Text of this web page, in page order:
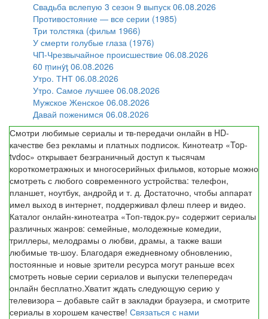
Свадьба вслепую 3 сезон 9 выпуск 06.08.2026
Противостояние — все серии (1985)
Три толстяка (фильм 1966)
У смерти голубые глаза (1976)
ЧП-Чрезвычайное происшествие 06.08.2026
60 ṃинẏƫ 06.08.2026
Утро. ТНТ 06.08.2026
Утро. Самое лучшее 06.08.2026
Мужское Женское 06.08.2026
Давай поженимся 06.08.2026
Смотри любимые сериалы и тв-передачи онлайн в HD-
качестве без рекламы и платных подписок. Кинотеатр «Top-
tvdoc» открывает безграничный доступ к тысячам
короткометражных и многосерийных фильмов, которые можно
смотреть с любого современного устройства: телефон,
планшет, ноутбук, андройд и т. д. Достаточно, чтобы аппарат
имел выход в интернет, поддерживал флеш плеер и видео.
Каталог онлайн-кинотеатра «Топ-твдок.ру» содержит сериалы
различных жанров: семейные, молодежные комедии,
триллеры, мелодрамы о любви, драмы, а также ваши
любимые тв-шоу. Благодаря ежедневному обновлению,
постоянные и новые зрители ресурса могут раньше всех
смотреть новые серии сериалов и выпуски телепередач
онлайн бесплатно.Хватит ждать следующую серию у
телевизора – добавьте сайт в закладки браузера, и смотрите
сериалы в хорошем качестве! Связаться с нами